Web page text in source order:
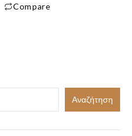
Compare
Αναζήτηση